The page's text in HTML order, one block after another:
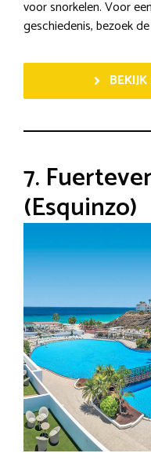
voor snorkelen. Voor
geschiedenis, bezoek
7.
(Esquinzo)